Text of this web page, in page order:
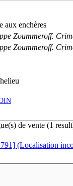
aux enchères
Zoummeroff.
Zoummeroff.
de vente (1
1791] (Localisation